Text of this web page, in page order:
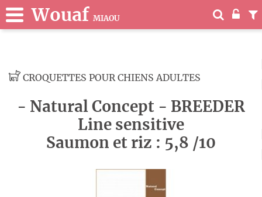
Wouaf MIAOU
CROQUETTES POUR CHIENS ADULTES
- Natural Concept - BREEDER
Line sensitive
Saumon et riz : 5,8 /10